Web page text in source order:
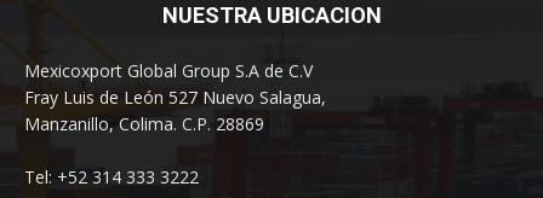
NUESTRA UBICACION
Mexicoxport Global Group S.A de C.V
Fray Luis de León 527 Nuevo Salagua,
Manzanillo, Colima. C.P. 28869
Tel: +52 314 333 3222